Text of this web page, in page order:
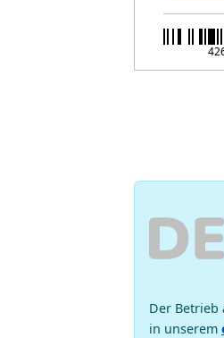
Der Betrieb
in unserem